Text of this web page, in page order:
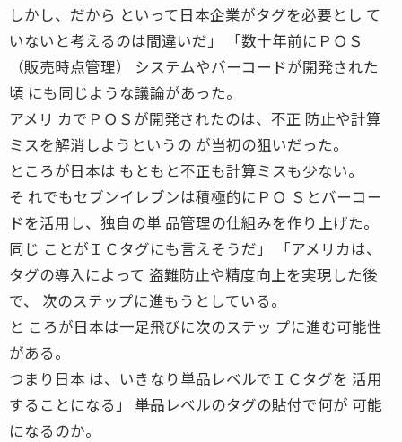
しかし、だから といって日本企業がタグを必要とし て
いないと考えるのは間違いだ」 「数十年前にＰＯＳ
（販売時点管理） システムやバーコードが開発された
頃 にも同じような議論があった。
アメリ カでＰＯＳが開発されたのは、不正 防止や計算
ミスを解消しようというの が当初の狙いだった。
ところが日本は もともと不正も計算ミスも少ない。
そ れでもセブンイレブンは積極的にＰＯ Ｓとバーコー
ドを活用し、独自の単 品管理の仕組みを作り上げた。
同じ ことがＩＣタグにも言えそうだ」 「アメリカは、
タグの導入によって 盗難防止や精度向上を実現した後
で、 次のステップに進もうとしている。
と ころが日本は一足飛びに次のステッ プに進む可能性
がある。
つまり日本 は、いきなり単品レベルでＩＣタグを 活用
することになる」 ――単品レベルのタグの貼付で何が 可能
になるのか。